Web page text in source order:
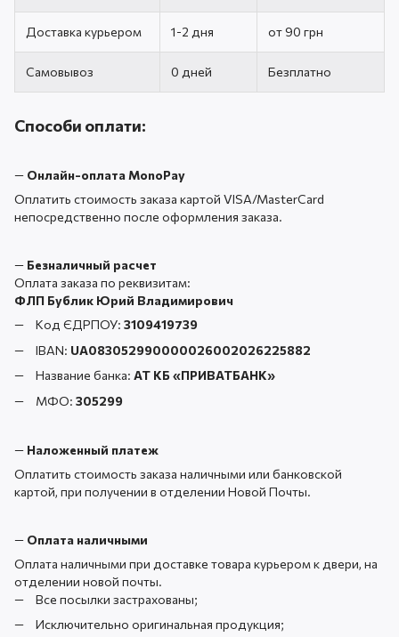
Доставка курьером 1-2 дня от 90 грн
Самовывоз 0 дней Безплатно
Способи оплати:
— Онлайн-оплата MonoPay
Оплатить стоимость заказа картой VISA/MasterCard
непосредственно после оформления заказа.
— Безналичный расчет
Оплата заказа по реквизитам:
ФЛП Бублик Юрий Владимирович
Код ЄДРПОУ: 3109419739
IBAN: UA083052990000026002026225882
Название банка: АТ КБ «ПРИВАТБАНК»
МФО: 305299
— Наложенный платеж
Оплатить стоимость заказа наличными или банковской
картой, при получении в отделении Новой Почты.
— Оплата наличными
Оплата наличными при доставке товара курьером к двери, на
отделении новой почты.
Все посылки застрахованы;
Исключительно оригинальная продукция;